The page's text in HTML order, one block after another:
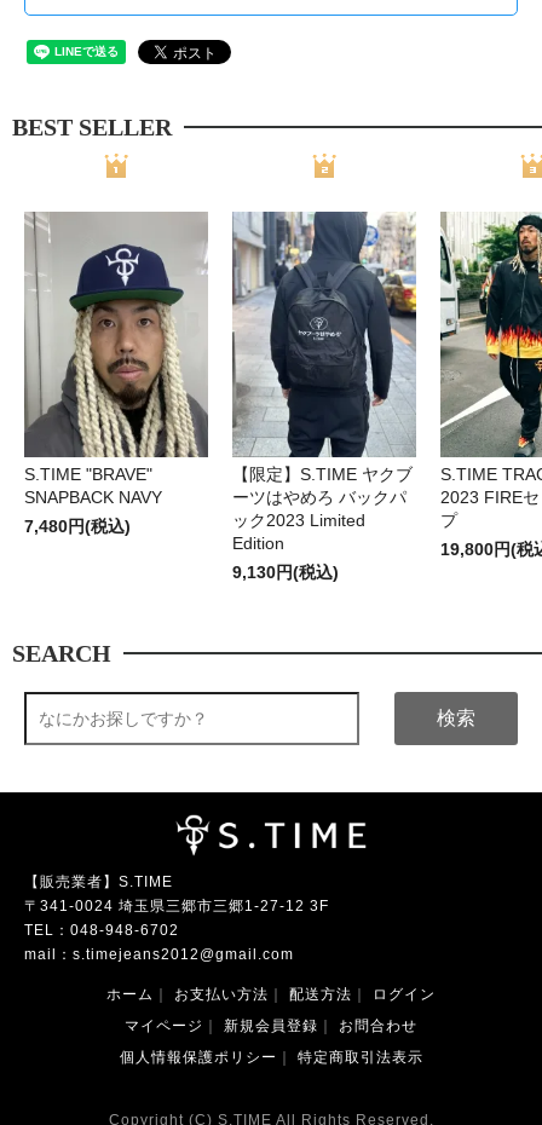
BEST SELLER
S.TIME "BRAVE"
SNAPBACK NAVY
7,480円(税込)
【限定】S.TIME ヤクブ
ーツはやめろ バックパ
ック2023 Limited
Edition
9,130円(税込)
S.TIME
2023 FIRE
プ
19,800円(税
SEARCH
検索
【販売業者】S.TIME
〒341-0024 埼玉県三郷市三郷1-27-12 3F
TEL： 048-948-6702
mail： s.timejeans2012@gmail.com
ホーム お支払い方法 配送方法
ログイン
マイページ
新規会員登録
お問合わせ
個人情報保護ポリシー
特定商取引法表示
Copyright (C) S.TIME All Rights Reserved.